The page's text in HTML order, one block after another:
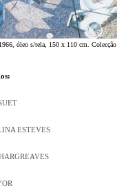
óleo s/tela, 150 x 110 cm. Colecção
ESTEVES